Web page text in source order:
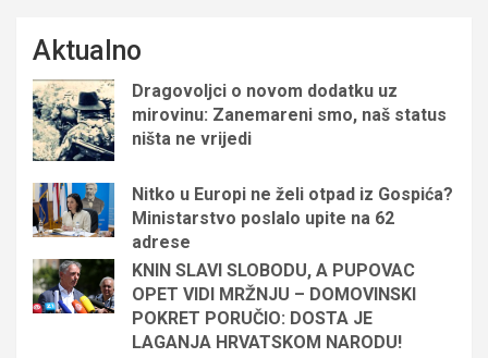
Aktualno
Dragovoljci o novom dodatku uz
mirovinu: Zanemareni smo, naš status
ništa ne vrijedi
Nitko u Europi ne želi otpad iz Gospića?
Ministarstvo poslalo upite na 62
adrese
KNIN SLAVI SLOBODU, A PUPOVAC
OPET VIDI MRŽNJU – DOMOVINSKI
POKRET PORUČIO: DOSTA JE
LAGANJA HRVATSKOM NARODU!